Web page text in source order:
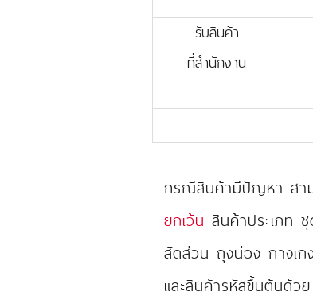
รับสินค้า
ที่สำนักงาน
กรณีสินค้ามีปัญหา สา
ยกเว้น สินค้าประเภท
สัดส่วน ถุงน่อง กางเก
และสินค้ารหัสขึ้นต้นด้ว